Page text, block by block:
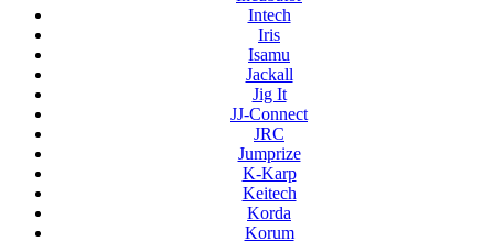
Intech
Iris
Isamu
Jackall
Jig It
JJ-Connect
JRC
Jumprize
K-Karp
Keitech
Korda
Korum